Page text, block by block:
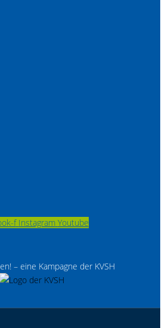
f Instagram Youtube
– eine Kampagne der KVSH